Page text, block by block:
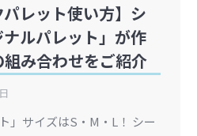
パレット使い方】シ
ルパレット」が作
み合わせをご紹介
」サイズはS・M・L！ シー